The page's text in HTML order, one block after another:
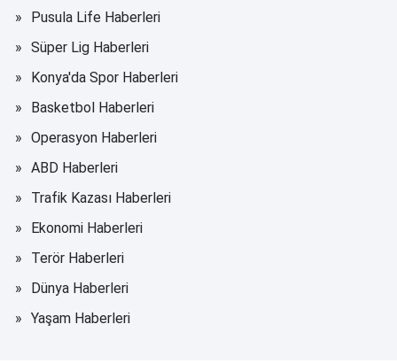
Pusula Life Haberleri
Süper Lig Haberleri
Konya'da Spor Haberleri
Basketbol Haberleri
Operasyon Haberleri
ABD Haberleri
Trafik Kazası Haberleri
Ekonomi Haberleri
Terör Haberleri
Dünya Haberleri
Yaşam Haberleri